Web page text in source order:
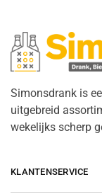
Simonsdrank is
uitgebreid
wekelijks scherp
KLANTENSERVICE